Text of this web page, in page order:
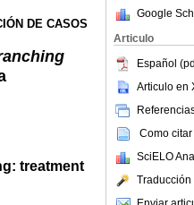
Google
Articulo
Español
Articulo en
Como
SciELO
Traducción
DE CASOS
treatment